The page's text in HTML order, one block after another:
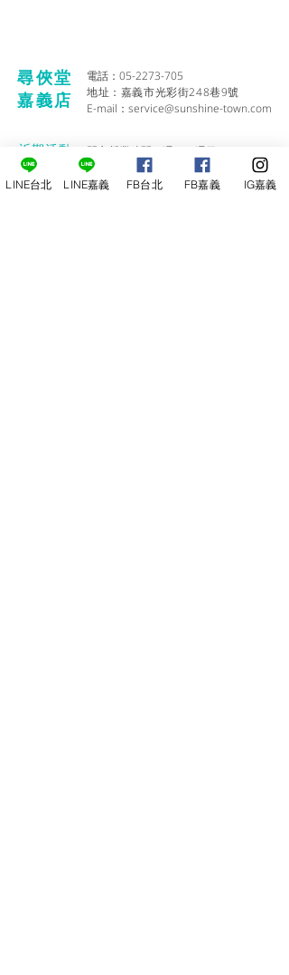
尋俠堂
嘉義店
電話：05-2273-705
地址： 嘉義市光彩街248巷9號
E-mail： service@sunshine-town.com
近期活動
場地租借
小酒
館
門市營業時間：週三～週日 (13:00～
22:00 )
小酒館供餐時段：13:00～21:00
LINE台北 LINE嘉義 FB台北 FB嘉義 IG嘉義